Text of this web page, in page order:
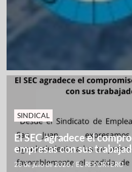
SINDICAL
El SEC agradece el
empresas con sus
28 de julio de 2026/ EL REPORTERO